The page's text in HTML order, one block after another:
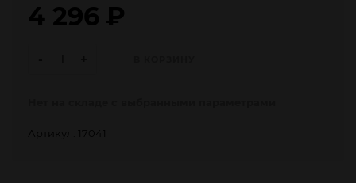
4 296 ₽
Артикул: 17041